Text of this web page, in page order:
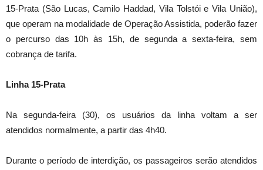
15-Prata (São Lucas, Camilo Haddad, Vila Tolstói e Vila União),
que operam na modalidade de Operação Assistida, poderão fazer
o percurso das 10h às 15h, de segunda a sexta-feira, sem
cobrança de tarifa.
Linha 15-Prata
Na segunda-feira (30), os usuários da linha voltam a ser
atendidos normalmente, a partir das 4h40.
Durante o período de interdição, os passageiros serão atendidos